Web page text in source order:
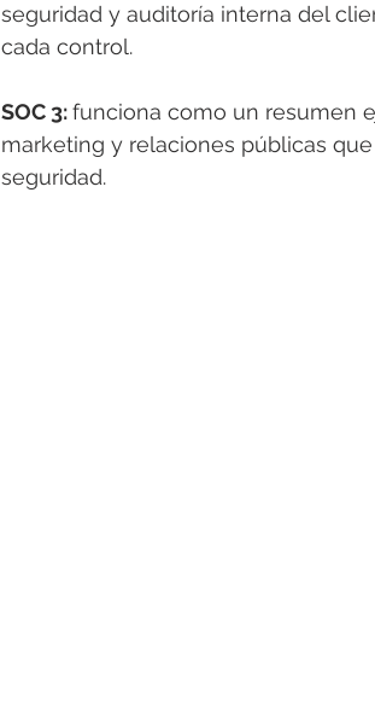
seguridad y auditoría interna del
cada control.
SOC 3: funciona como un resumen
marketing y relaciones públicas
seguridad.